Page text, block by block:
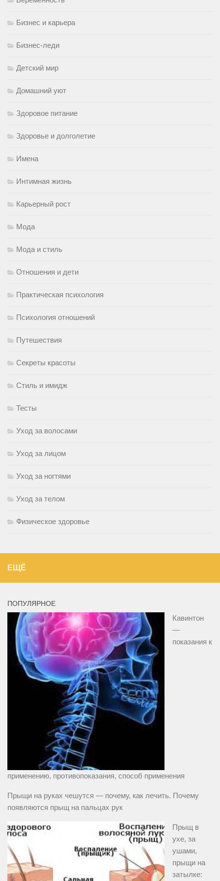
Бизнес и карьера
Бизнес-леди
Детский мир
Домашний уют
Здоровое питание
Здоровье и долголетие
Имена
Интимная жизнь
Карьерный рост
Мода
Мода и стиль
Отношения и дети
Практическая психология
Психология отношений
Путешествия
Секреты красоты
Стиль и имидж
Тесты
Уход за волосами
Уход за лицом
Уход за ногтями
Уход за телом
Физическое здоровье
ЕЩЁ
ПОПУЛЯРНОЕ
Кавинтон
—
показания к
применению, противопоказания, способ применения
Прыщи на руках чешутся — почему, как лечить. Почему
появляются прыщ на пальцах рук
Прыщ в
ухе, за
ушами,
прыщи на
затылке: